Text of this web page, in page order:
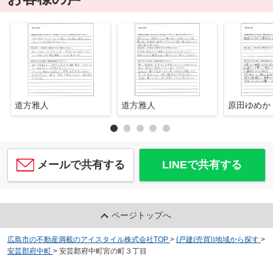
道方雅人 道方雅人 原田ゆめか
メールで共有する LINEで共有する
ページトップへ
広島市の不動産満載のアイスタイル株式会社TOP > (戸建(売買))地域から探す >
安芸郡府中町 > 安芸郡府中町宮の町３丁目